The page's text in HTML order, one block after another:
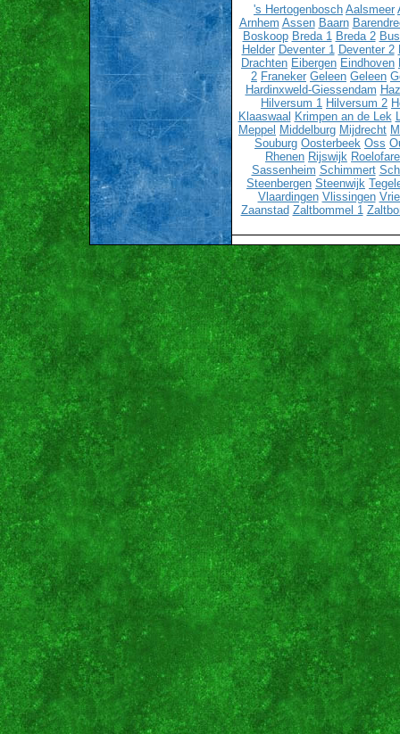
's Hertogenbosch Aalsmeer
Arnhem Assen Baarn
Boskoop Breda 1 Breda 2
Helder Deventer 1 Deventer 2
Drachten Eibergen Eindhoven
2 Franeker Geleen Geleen
Hardinxweld-Giessendam
Hilversum 1 Hilversum 2
Klaaswaal Krimpen an de Lek
Meppel Middelburg Mijdrecht
Souburg Oosterbeek Oss
Rhenen Rijswijk
Sassenheim Schimmert
Steenbergen Steenwijk
Vlaardingen Vlissingen
Zaanstad Zaltbommel 1